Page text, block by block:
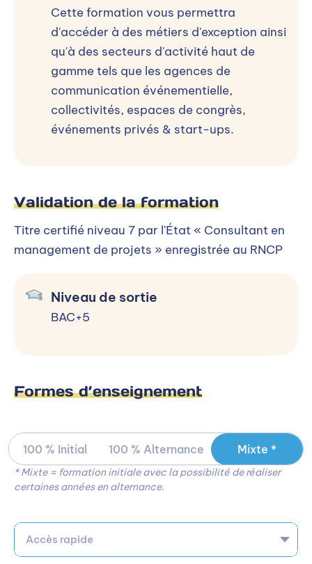
Cette formation vous permettra
d'accéder à des métiers d'exception ainsi
qu'à des secteurs d'activité haut de
gamme tels que les agences de
communication événementielle,
collectivités, espaces de congrès,
événements privés & start-ups.
Validation de la formation
Titre certifié niveau 7 par l'État « Consultant en
management de projets » enregistrée au RNCP
Niveau de sortie
BAC+5
Formes d’enseignement
100 % Initial 100 % Alternance Mixte *
* Mixte = formation initiale avec la possibilité de réaliser
certaines années en alternance.
Accès rapide